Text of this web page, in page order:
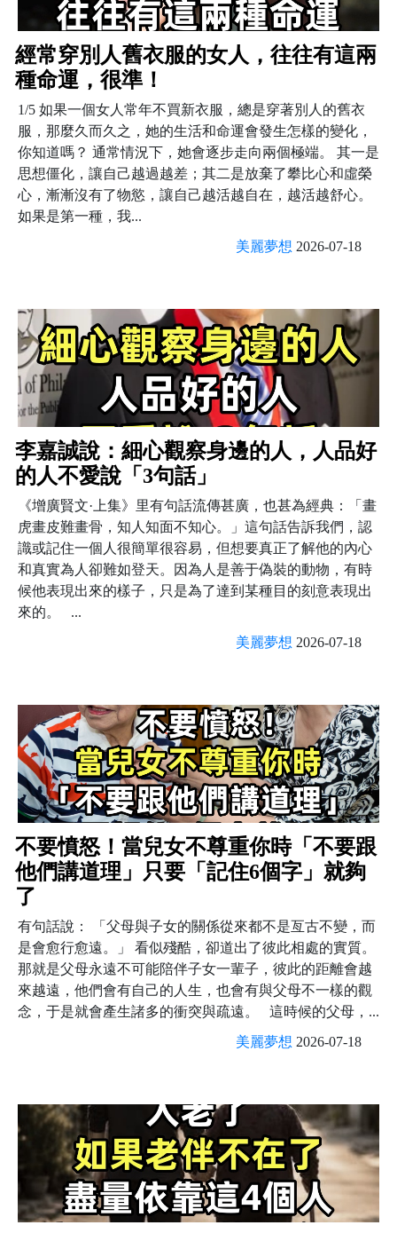
經常穿別人舊衣服的女人，往往有這兩
種命運，很準！
1/5 如果一個女人常年不買新衣服，總是穿著別人的舊衣
服，那麼久而久之，她的生活和命運會發生怎樣的變化，
你知道嗎？ 通常情況下，她會逐步走向兩個極端。 其一是
思想僵化，讓自己越過越差；其二是放棄了攀比心和虛榮
心，漸漸沒有了物慾，讓自己越活越自在，越活越舒心。
如果是第一種，我...
美麗夢想 2026-07-18
李嘉誠說：細心觀察身邊的人，人品好
的人不愛說「3句話」
《增廣賢文·上集》里有句話流傳甚廣，也甚為經典：「畫
虎畫皮難畫骨，知人知面不知心。」這句話告訴我們，認
識或記住一個人很簡單很容易，但想要真正了解他的內心
和真實為人卻難如登天。因為人是善于偽裝的動物，有時
候他表現出來的樣子，只是為了達到某種目的刻意表現出
來的。 ...
美麗夢想 2026-07-18
不要憤怒！當兒女不尊重你時「不要跟
他們講道理」只要「記住6個字」就夠
了
有句話說： 「父母與子女的關係從來都不是亙古不變，而
是會愈行愈遠。」 看似殘酷，卻道出了彼此相處的實質。
那就是父母永遠不可能陪伴子女一輩子，彼此的距離會越
來越遠，他們會有自己的人生，也會有與父母不一樣的觀
念，于是就會產生諸多的衝突與疏遠。 這時候的父母，...
美麗夢想 2026-07-18